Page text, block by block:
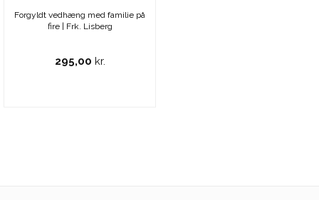
Forgyldt vedhæng med familie på
fire | Frk. Lisberg
295,00 kr.